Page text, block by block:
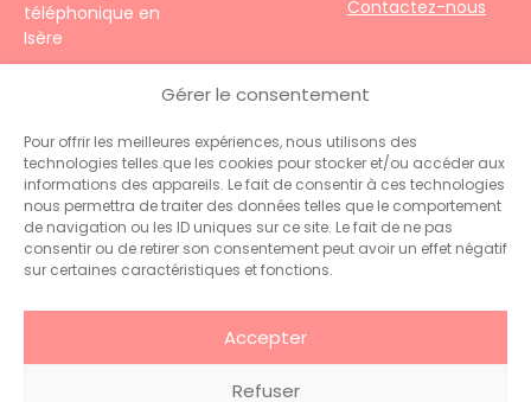
Gérer le consentement
Pour offrir les meilleures expériences, nous utilisons des
technologies telles que les cookies pour stocker et/ou accéder aux
informations des appareils. Le fait de consentir à ces technologies
nous permettra de traiter des données telles que le comportement
de navigation ou les ID uniques sur ce site. Le fait de ne pas
consentir ou de retirer son consentement peut avoir un effet négatif
sur certaines caractéristiques et fonctions.
Accepter
Refuser
téléphonique en
Isère
Faubourg – 38690
Téléphone :+33
(0)4 76 31 06 10
Contact :
administration@hiceo.fr
Contactez-nous